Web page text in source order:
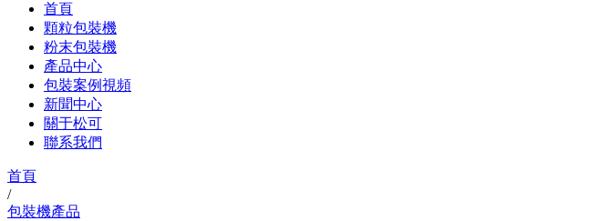
首頁
顆粒包裝機
粉末包裝機
產品中心
包裝案例視頻
新聞中心
關于松可
聯系我們
首頁
/
包裝機產品